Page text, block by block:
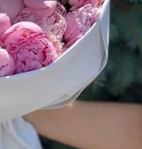
и
Мы не
в безопасности